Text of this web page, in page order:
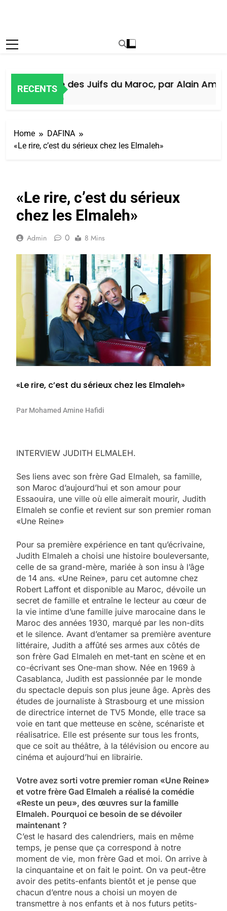
RECENTS
Histoire des Juifs du Maroc, par Alain Amiel
Home
DAFINA
«Le rire, c’est du sérieux chez les Elmaleh»
«Le rire, c’est du sérieux
chez les Elmaleh»
Admin 0 8 Mins
«Le rire, c’est du sérieux chez les Elmaleh»
Par Mohamed Amine Hafidi
INTERVIEW JUDITH ELMALEH.
Ses liens avec son frère Gad Elmaleh, sa famille,
son Maroc d’aujourd’hui et son amour pour
Essaouira, une ville où elle aimerait mourir, Judith
Elmaleh se confie et revient sur son premier roman
«Une Reine»
Pour sa première expérience en tant qu’écrivaine,
Judith Elmaleh a choisi une histoire bouleversante,
celle de sa grand-mère, mariée à son insu à l’âge
de 14 ans. «Une Reine», paru cet automne chez
Robert Laffont et disponible au Maroc, dévoile un
secret de famille et entraîne le lecteur au cœur de
la vie intime d’une famille juive marocaine dans le
Maroc des années 1930, marqué par les non-dits
et le silence. Avant d’entamer sa première aventure
littéraire, Judith a affûté ses armes aux côtés de
son frère Gad Elmaleh en met-tant en scène et en
co-écrivant ses One-man show. Née en 1969 à
Casablanca, Judith est passionnée par le monde
du spectacle depuis son plus jeune âge. Après des
études de journaliste à Strasbourg et une mission
de directrice internet de TV5 Monde, elle trace sa
voie en tant que metteuse en scène, scénariste et
réalisatrice. Elle est présente sur tous les fronts,
que ce soit au théâtre, à la télévision ou encore au
cinéma et aujourd’hui en librairie.
Votre avez sorti votre premier roman «Une Reine»
et votre frère Gad Elmaleh a réalisé la comédie
«Reste un peu», des œuvres sur la famille
Elmaleh. Pourquoi ce besoin de se dévoiler
maintenant ?
C’est le hasard des calendriers, mais en même
temps, je pense que ça correspond à notre
moment de vie, mon frère Gad et moi. On arrive à
la cinquantaine et on fait le point. On va peut-être
avoir des petits-enfants bientôt et je pense que
chacun d’entre nous a choisi un moyen de
transmettre à nos enfants et à nos futurs petits-